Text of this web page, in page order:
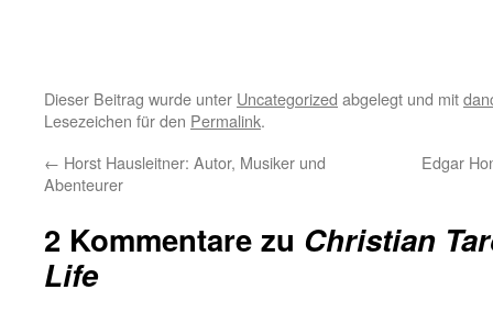
Dieser Beitrag wurde unter Uncategorized abgelegt und mit
Lesezeichen für den Permalink.
← Horst Hausleitner: Autor, Musiker und
Abenteurer
Edgar
2 Kommentare zu Christian
Life